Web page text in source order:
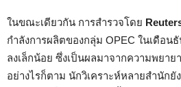
ในขณะเดียวกัน การสำรวจโดย
กำลังการผลิตของกลุ่ม OPEC ในเดือ
ลงเล็กน้อย ซึ่งเป็นผลมาจากความพยา
อย่างไรก็ตาม นักวิเคราะห์หลายสำนัก